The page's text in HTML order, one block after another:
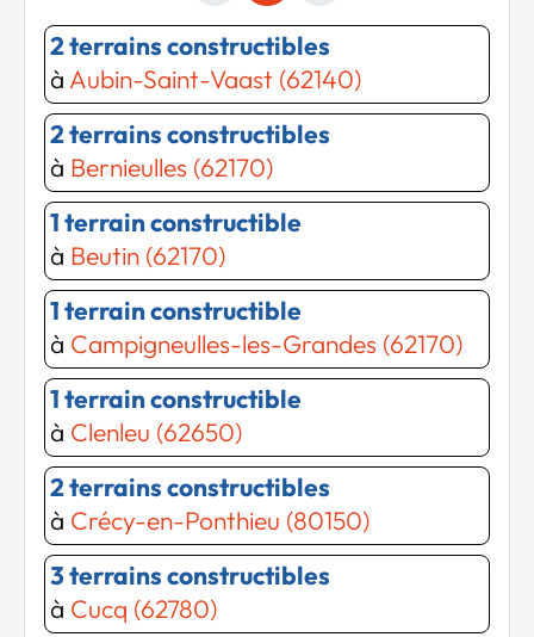
2 terrains constructibles
à Aubin-Saint-Vaast (62140)
2 terrains constructibles
à Bernieulles (62170)
1 terrain constructible
à Beutin (62170)
1 terrain constructible
à Campigneulles-les-Grandes (62170)
1 terrain constructible
à Clenleu (62650)
2 terrains constructibles
à Crécy-en-Ponthieu (80150)
3 terrains constructibles
à Cucq (62780)